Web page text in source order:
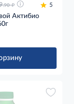
.90 д 5
Актибио